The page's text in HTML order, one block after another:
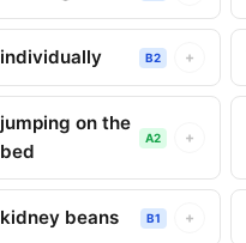
individually B2 +
jumping on the
bed
A2 +
kidney beans B1 +